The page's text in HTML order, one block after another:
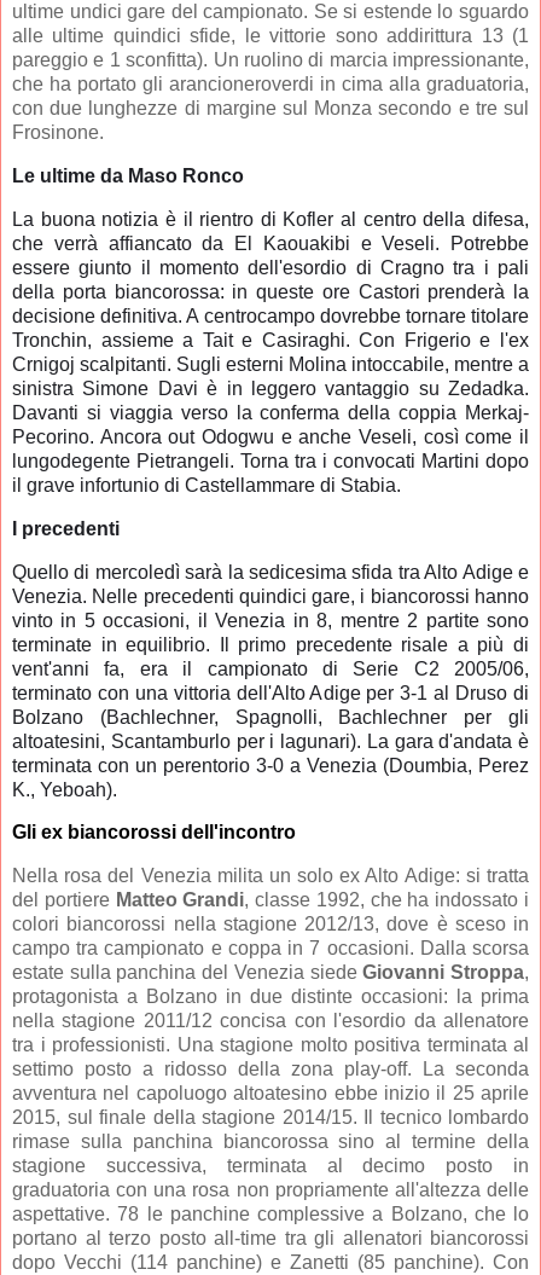
ultime undici gare del campionato. Se si estende lo sguardo
alle ultime quindici sfide, le vittorie sono addirittura 13 (1
pareggio e 1 sconfitta). Un ruolino di marcia impressionante,
che ha portato gli arancioneroverdi in cima alla graduatoria,
con due lunghezze di margine sul Monza secondo e tre sul
Frosinone.
Le ultime da Maso Ronco
La buona notizia è il rientro di Kofler al centro della difesa,
che verrà affiancato da El Kaouakibi e Veseli. Potrebbe
essere giunto il momento dell'esordio di Cragno tra i pali
della porta biancorossa: in queste ore Castori prenderà la
decisione definitiva. A centrocampo dovrebbe tornare titolare
Tronchin, assieme a Tait e Casiraghi. Con Frigerio e l'ex
Crnigoj scalpitanti. Sugli esterni Molina intoccabile, mentre a
sinistra Simone Davi è in leggero vantaggio su Zedadka.
Davanti si viaggia verso la conferma della coppia Merkaj-
Pecorino. Ancora out Odogwu e anche Veseli, così come il
lungodegente Pietrangeli. Torna tra i convocati Martini dopo
il grave infortunio di Castellammare di Stabia.
I precedenti
Quello di mercoledì sarà la sedicesima sfida tra Alto Adige e
Venezia. Nelle precedenti quindici gare, i biancorossi hanno
vinto in 5 occasioni, il Venezia in 8, mentre 2 partite sono
terminate in equilibrio. Il primo precedente risale a più di
vent'anni fa, era il campionato di Serie C2 2005/06,
terminato con una vittoria dell'Alto Adige per 3-1 al Druso di
Bolzano (Bachlechner, Spagnolli, Bachlechner per gli
altoatesini, Scantamburlo per i lagunari). La gara d'andata è
terminata con un perentorio 3-0 a Venezia (Doumbia, Perez
K., Yeboah).
Gli ex biancorossi dell'incontro
Nella rosa del Venezia milita un solo ex Alto Adige: si tratta
del portiere Matteo Grandi, classe 1992, che ha indossato i
colori biancorossi nella stagione 2012/13, dove è sceso in
campo tra campionato e coppa in 7 occasioni. Dalla scorsa
estate sulla panchina del Venezia siedeGiovanni Stroppa,
protagonista a Bolzano in due distinte occasioni: la prima
nella stagione 2011/12 concisa con l'esordio da allenatore
tra i professionisti. Una stagione molto positiva terminata al
settimo posto a ridosso della zona play-off. La seconda
avventura nel capoluogo altoatesino ebbe inizio il 25 aprile
2015, sul finale della stagione 2014/15. Il tecnico lombardo
rimase sulla panchina biancorossa sino al termine della
stagione successiva, terminata al decimo posto in
graduatoria con una rosa non propriamente all'altezza delle
aspettative. 78 le panchine complessive a Bolzano, che lo
portano al terzo posto all-time tra gli allenatori biancorossi
dopo Vecchi (114 panchine) e Zanetti (85 panchine). Con